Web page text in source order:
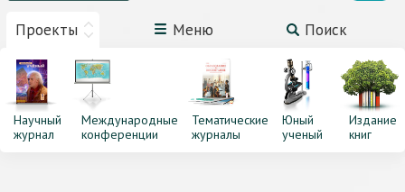
Проекты Меню Поиск
Научный
журнал
Международные
конференции
Тематические
журналы
Юный
ученый
Издание
книг